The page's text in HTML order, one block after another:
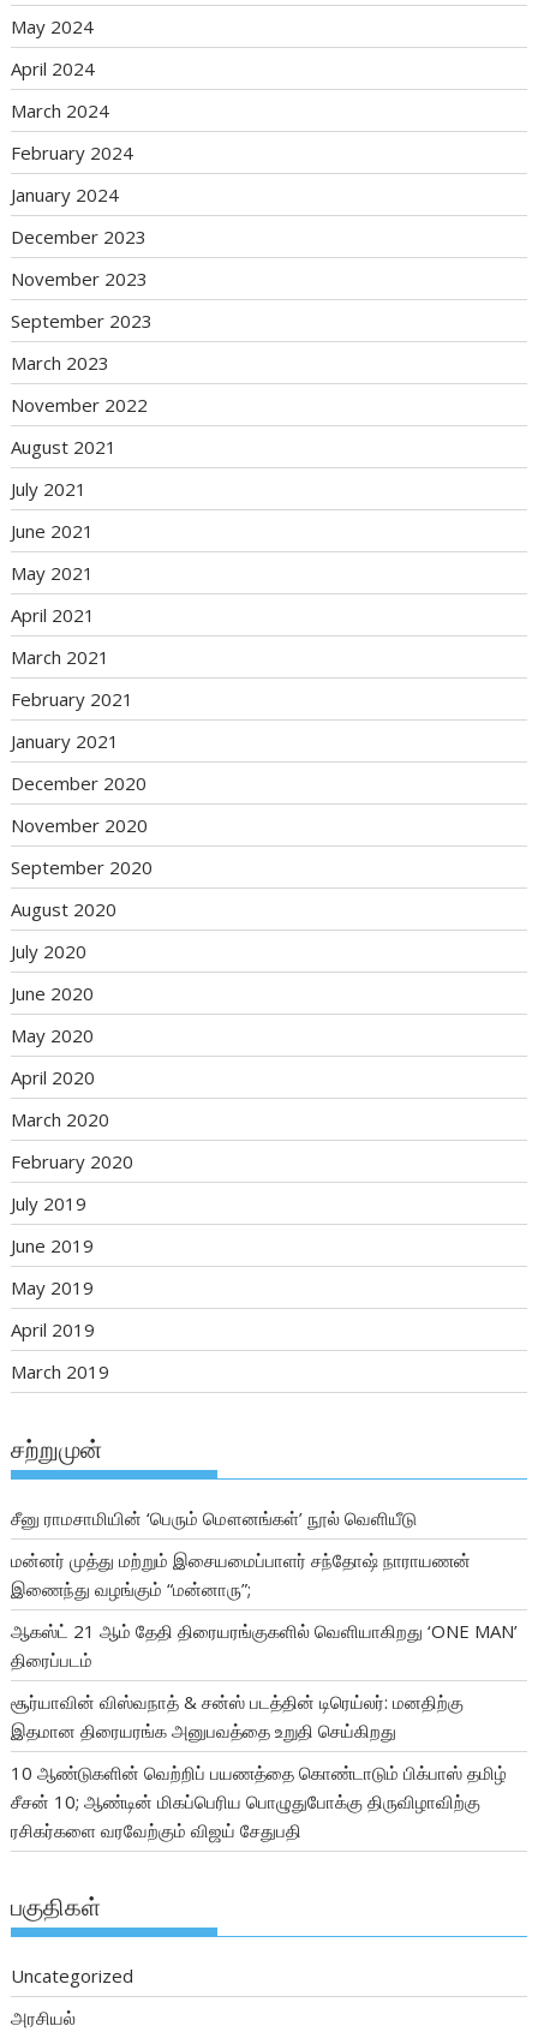
May 2024
April 2024
March 2024
February 2024
January 2024
December 2023
November 2023
September 2023
March 2023
November 2022
August 2021
July 2021
June 2021
May 2021
April 2021
March 2021
February 2021
January 2021
December 2020
November 2020
September 2020
August 2020
July 2020
June 2020
May 2020
April 2020
March 2020
February 2020
July 2019
June 2019
May 2019
April 2019
March 2019
சற்றுமுன்
சீனு ராமசாமியின் ‘பெரும் மௌனங்கள்’ நூல் வெளியீடு
மன்னர் முத்து மற்றும் இசையமைப்பாளர் சந்தோஷ் நாராயணன்
இணைந்து வழங்கும் “மன்னாரு”;
ஆகஸ்ட் 21 ஆம் தேதி திரையரங்குகளில் வெளியாகிறது ‘ONE MAN’
திரைப்படம்
சூர்யாவின் விஸ்வநாத் & சன்ஸ் படத்தின் டிரெய்லர்: மனதிற்கு
இதமான திரையரங்க அனுபவத்தை உறுதி செய்கிறது
10 ஆண்டுகளின் வெற்றிப் பயணத்தை கொண்டாடும் பிக்பாஸ் தமிழ்
சீசன் 10; ஆண்டின் மிகப்பெரிய பொழுதுபோக்கு திருவிழாவிற்கு
ரசிகர்களை வரவேற்கும் விஜய் சேதுபதி
பகுதிகள்
Uncategorized
அரசியல்